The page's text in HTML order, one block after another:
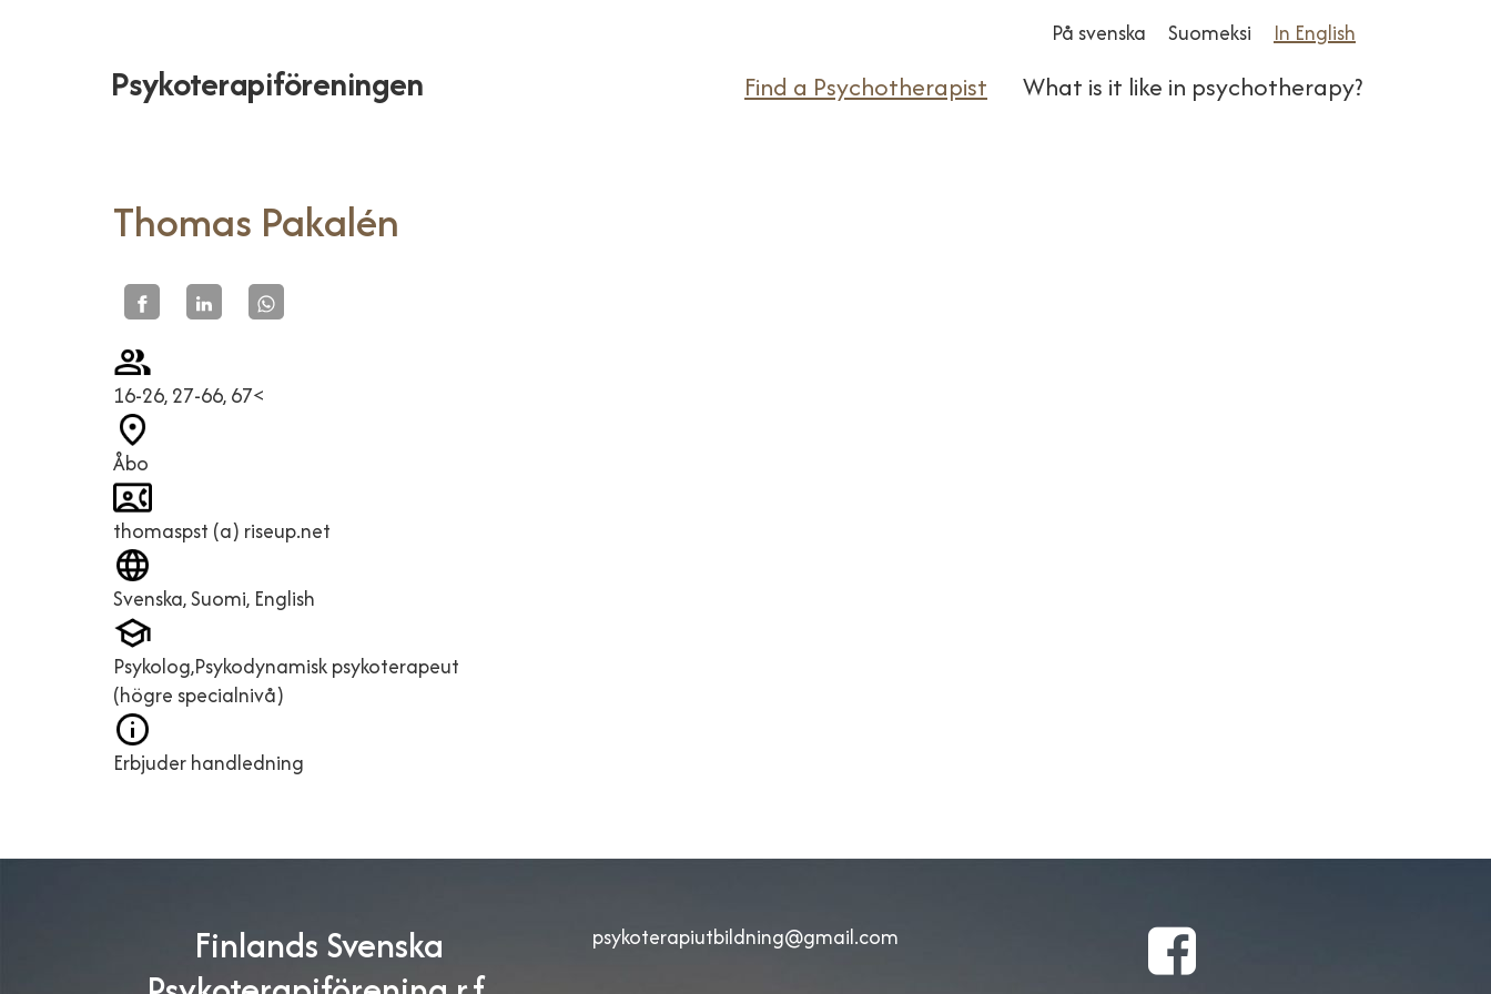
Psykoterapiföreningen
På svenska Suomeksi In English
Find a Psychotherapist What is it like in psychotherapy?
Thomas Pakalén
16-26, 27-66, 67<
Åbo
thomaspst (a) riseup.net
Svenska, Suomi, English
Psykolog,Psykodynamisk psykoterapeut
(högre specialnivå)
Erbjuder handledning
Finlands Svenska
psykoterapiutbildning@gmail.com